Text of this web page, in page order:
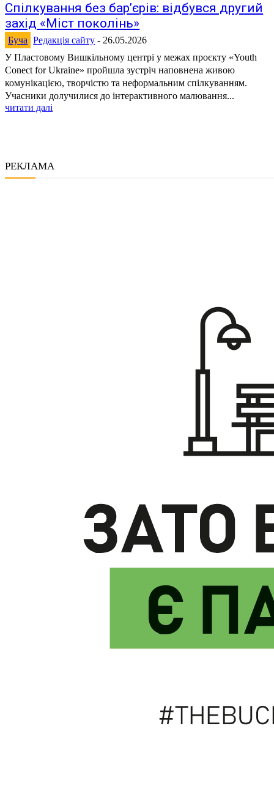
Спілкування без бар’єрів: відбувся другий
захід «Міст поколінь»
Буча Редакція сайту - 26.05.2026
У Пластовому Вишкільному центрі у межах проєкту «Youth
Conect for Ukraine» пройшла зустріч наповнена живою
комунікацією, творчістю та неформальним спілкуванням.
Учасники долучилися до інтерактивного малювання...
читати далі
РЕКЛАМА